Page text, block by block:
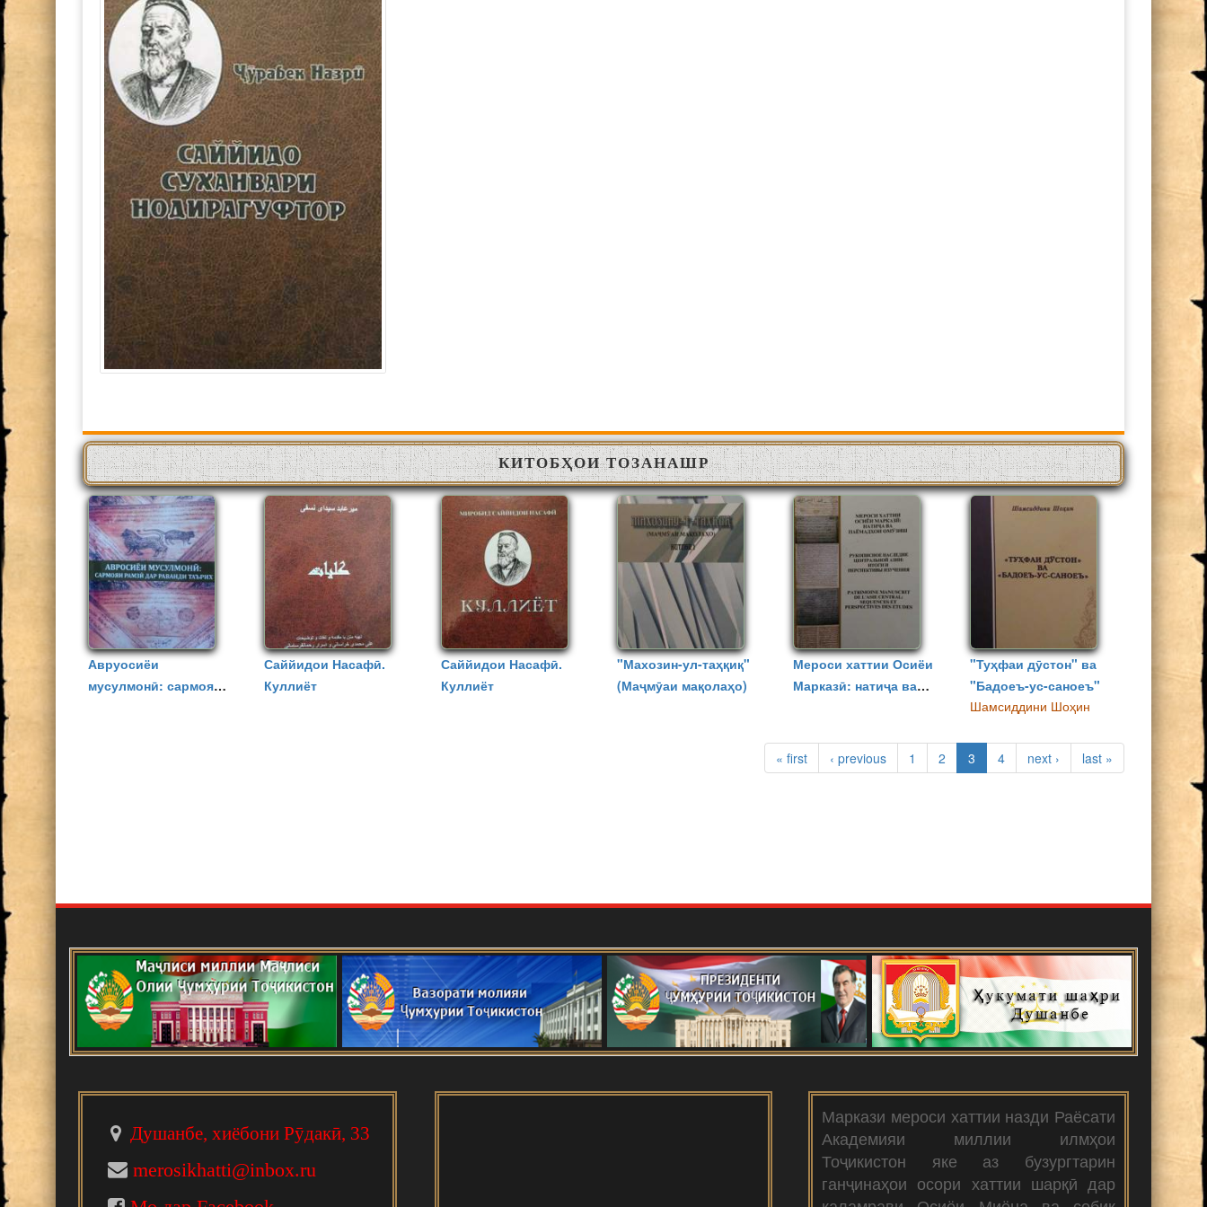
КИТОБҲОИ ТОЗАНАШР
Авруосиёи
мусулмонӣ: сармояи
Саййидои Насафӣ.
Куллиёт
Саййидои Насафӣ.
Куллиёт
"Махозин-ул-таҳқиқ"
(Маҷмӯаи мақолаҳо)
Мероси хаттии Осиёи
Марказӣ: натиҷа ва
"Туҳфаи дӯстон" ва
"Бадоеъ-ус-саноеъ"
Шамсиддини Шоҳин
« first ‹ previous 1 2 3 4 next › last »
Душанбе, хиёбони Рӯдакӣ, 33
merosikhatti@inbox.ru
Маркази мероси хаттии назди Раёсати
Академияи миллии илмҳои
Тоҷикистон яке аз бузургтарин
ганҷинаҳои осори хаттии шарқӣ дар